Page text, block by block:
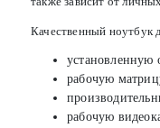
Качественный ноутбук
установленную
рабочую
рабочую